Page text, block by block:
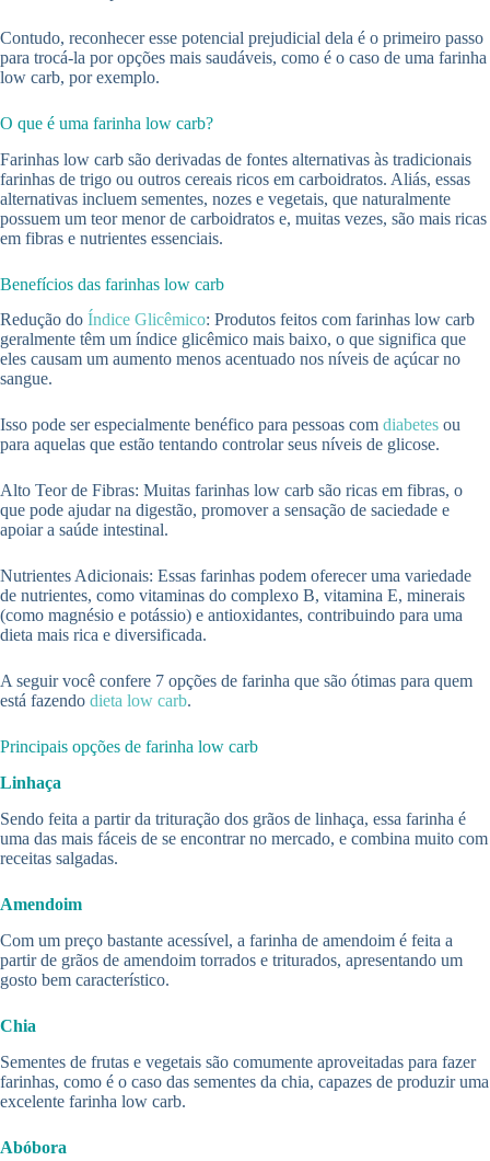
Contudo, reconhecer esse potencial prejudicial dela é o primeiro passo
para trocá-la por opções mais saudáveis, como é o caso de uma farinha
low carb, por exemplo.
O que é uma farinha low carb?
Farinhas low carb são derivadas de fontes alternativas às tradicionais
farinhas de trigo ou outros cereais ricos em carboidratos. Aliás, essas
alternativas incluem sementes, nozes e vegetais, que naturalmente
possuem um teor menor de carboidratos e, muitas vezes, são mais ricas
em fibras e nutrientes essenciais.
Benefícios das farinhas low carb
Redução do Índice Glicêmico: Produtos feitos com farinhas low carb
geralmente têm um índice glicêmico mais baixo, o que significa que
eles causam um aumento menos acentuado nos níveis de açúcar no
sangue.
Isso pode ser especialmente benéfico para pessoas com diabetes ou
para aquelas que estão tentando controlar seus níveis de glicose.
Alto Teor de Fibras: Muitas farinhas low carb são ricas em fibras, o
que pode ajudar na digestão, promover a sensação de saciedade e
apoiar a saúde intestinal.
Nutrientes Adicionais: Essas farinhas podem oferecer uma variedade
de nutrientes, como vitaminas do complexo B, vitamina E, minerais
(como magnésio e potássio) e antioxidantes, contribuindo para uma
dieta mais rica e diversificada.
A seguir você confere 7 opções de farinha que são ótimas para quem
está fazendo dieta low carb.
Principais opções de farinha low carb
Linhaça
Sendo feita a partir da trituração dos grãos de linhaça, essa farinha é
uma das mais fáceis de se encontrar no mercado, e combina muito com
receitas salgadas.
Amendoim
Com um preço bastante acessível, a farinha de amendoim é feita a
partir de grãos de amendoim torrados e triturados, apresentando um
gosto bem característico.
Chia
Sementes de frutas e vegetais são comumente aproveitadas para fazer
farinhas, como é o caso das sementes da chia, capazes de produzir uma
excelente farinha low carb.
Abóbora